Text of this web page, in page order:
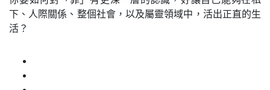
下、人際關係、整個社會，以及屬靈領域中，活出正直的生
活？